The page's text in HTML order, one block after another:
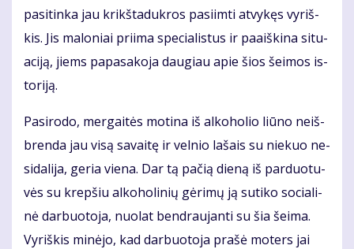
pa­si­tin­ka jau krikš­ta­duk­ros pa­si­im­ti at­vy­kęs vy­riš­
kis. Jis ma­lo­niai pri­ima spe­cia­lis­tus ir pa­aiš­ki­na si­tu­
a­ci­ją, jiems pa­pa­sa­ko­ja dau­giau apie šios šei­mos is­
to­ri­ją.
Pa­si­ro­do, mer­gai­tės mo­ti­na iš al­ko­ho­lio liū­no ne­iš­
bren­da jau vi­są sa­vai­tę ir vel­nio la­šais su nie­kuo ne­
si­da­li­ja, ge­ria vie­na. Dar tą pa­čią die­ną iš par­duo­tu­
vės su krep­šiu al­ko­ho­li­nių gė­ri­mų ją su­ti­ko so­cia­li­
nė dar­buo­to­ja, nuo­lat ben­drau­jan­ti su šia šei­ma.
Vy­riš­kis mi­nė­jo, kad dar­buo­to­ja pra­šė mo­ters jai